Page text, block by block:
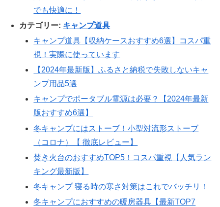
でも快適に！
カテゴリー: キャンプ道具
キャンプ道具【収納ケースおすすめ6選】コスパ重
視！実際に使っています
【2024年最新版】ふるさと納税で失敗しないキャ
ンプ用品5選
キャンプでポータブル電源は必要？【2024年最新
版おすすめ6選】
冬キャンプにはストーブ！小型対流形ストーブ
（コロナ）【 徹底レビュー】
焚き火台のおすすめTOP5！コスパ重視【人気ラン
キング最新版】
冬キャンプ 寝る時の寒さ対策はこれでバッチリ！
冬キャンプにおすすめの暖房器具【最新TOP7